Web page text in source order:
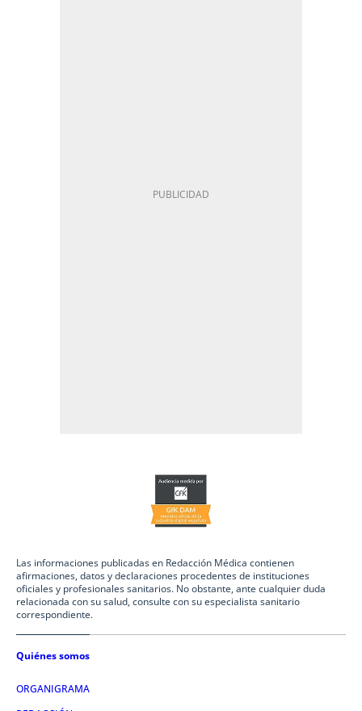
Las informaciones publicadas en Redacción Médica contienen
afirmaciones, datos y declaraciones procedentes de instituciones
oficiales y profesionales sanitarios. No obstante, ante cualquier duda
relacionada con su salud, consulte con su especialista sanitario
correspondiente.
Quiénes somos
ORGANIGRAMA